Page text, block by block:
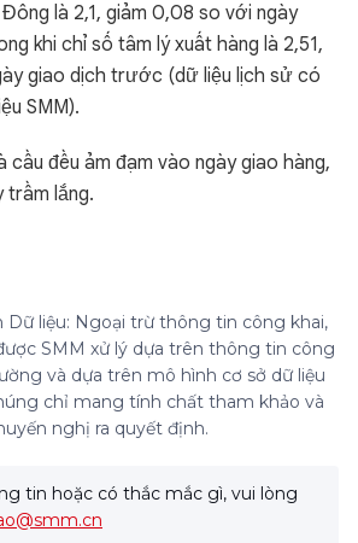
là 2,1, giảm 0,08 so với ngày
khi chỉ số tâm lý xuất hàng là 2,51,
giao dịch trước (dữ liệu lịch sử có
SMM).
cầu đều ảm đạm vào ngày giao hàng,
trầm lắng.
Dữ liệu: Ngoại trừ thông tin công khai,
SMM xử lý dựa trên thông tin công
và dựa trên mô hình cơ sở dữ liệu
chỉ mang tính chất tham khảo và
nghị ra quyết định.
tin hoặc có thắc mắc gì, vui lòng